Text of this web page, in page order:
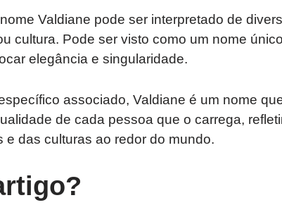
Valdiane pode ser interpretado de
cultura. Pode ser visto como um nome
elegância e singularidade.
associado, Valdiane é um nome
de cada pessoa que o carrega,
das culturas ao redor do mundo.